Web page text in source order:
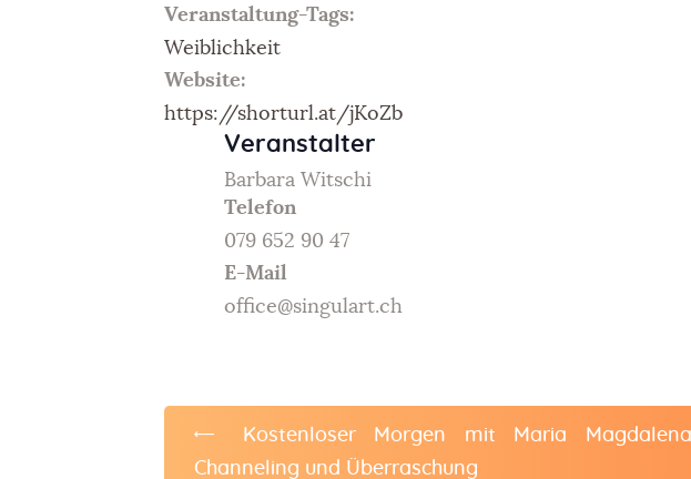
Veranstaltung-Tags:
Weiblichkeit
Website:
https://shorturl.at/jKoZb
Veranstalter
Barbara Witschi
Telefon
079 652 90 47
E-Mail
office@singulart.ch
Kostenloser Morgen mit Maria Magdalena
Channeling und Überraschung